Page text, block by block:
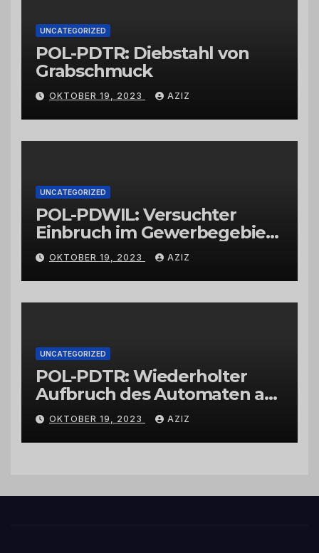
UNCATEGORIZED
POL-PDTR: Diebstahl von
Grabschmuck
OKTOBER 19, 2023 AZIZ
UNCATEGORIZED
POL-PDWIL: Versuchter
Einbruch im Gewerbegebiet
Wittlich
OKTOBER 19, 2023 AZIZ
UNCATEGORIZED
POL-PDTR: Wiederholter
Aufbruch des Automaten am
Wohnmobilstellplatz in
Hermeskeil am Labachweg
OKTOBER 19, 2023 AZIZ